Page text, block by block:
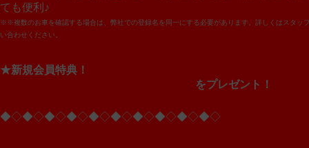
ても便利♪
※※複数のお車を確認する場合は、弊社での登録名を同一にする必要があります。詳しくはスタッ
い合わせください。
★新規会員特典！
をプレゼント！
◆◇◆◇◆◇◆◇◆◇◆◇◆◇◆◇◆◇◆◇